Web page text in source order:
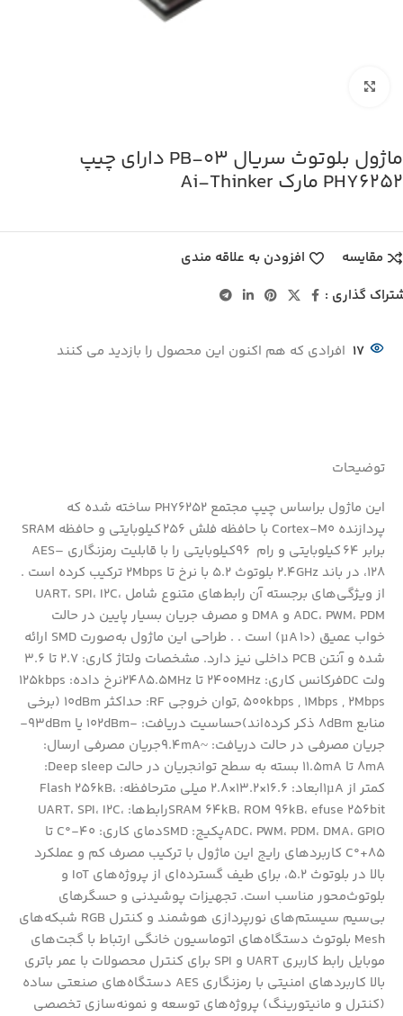
ماژول بلوتوث سریال PB‑03 دارای چیپ
PHY6252 مارک Ai‑Thinker
مقایسه
افزودن به علاقه مندی
گذاری :
17 افرادی که هم اکنون این محصول را بازدید می کنند
توضیحات
این ماژول براساس چیپ مجتمع PHY6252 ساخته شده که
پردازنده Cortex‑M0 با حافظه فلش 256 کیلوبایتی و حافظه SRAM
برابر 64 کیلوبایتی و رام 96کیلوبایتی را با قابلیت رمزنگاری AES‌–
128، در باند 2.4GHz بلوتوث 5.2 با نرخ تا 2Mbps ترکیب کرده است .
از ویژگی‌های برجسته آن رابط‌های متنوع شامل UART، SPI، I2C،
ADC، PWM، PDM و DMA و مصرف جریان بسیار پایین در حالت
خواب عمیق (<۱ µA) است . . طراحی این ماژول به‌صورت SMD ارائه
شده و آنتن PCB داخلی نیز دارد. مشخصات ولتاژ کاری: 2.7 تا 3.6
ولت DCفرکانس کاری: 2400MHz تا 2485.5MHzنرخ داده: 125kbps
, 500kbps , 1Mbps , 2Mbpsتوان خروجی RF: حداکثر 10dBm (برخی
منابع 8dBm ذکر کرده‌اند)حساسیت دریافت: -102dBm یا 93dBm-
جریان مصرفی در حالت دریافت: ~9.4mAجریان مصرفی ارسال:
8mA تا 11.5mA بسته به سطح توانجریان در حالت Deep sleep:
کمتر از 1µAابعاد: 16.6×13.2×2.8 میلی مترحافظه: Flash 256kB،
SRAM 64kB، ROM 96kB، efuse 256bitرابط‌ها: UART، SPI، I2C،
ADC، PWM، PDM، DMA، GPIOپکیج: SMDدمای کاری: 40-°C تا
85+°C کاربردهای رایج این ماژول با ترکیب مصرف کم و عملکرد
بالا در بلوتوث 5.2، برای طیف گسترده‌ای از پروژه‌های IoT و
بلوتوث‌محور مناسب است. تجهیزات پوشیدنی و حسگرهای
بی‌سیم سیستم‌های نورپردازی هوشمند و کنترل RGB شبکه‌های
Mesh بلوتوث دستگاه‌های اتوماسیون خانگی ارتباط با گجت‌های
موبایل رابط کاربری UART و SPI برای کنترل محصولات با عمر باتری
بالا کاربردهای امنیتی با رمزنگاری AES دستگاه‌های صنعتی ساده
(کنترل و مانیتورینگ) پروژه‌های توسعه و نمونه‌سازی تخصصی